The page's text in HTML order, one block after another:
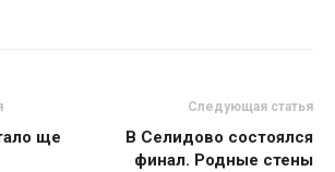
ще
Следующая статья
В Селидово состоялся
финал. Родные стены